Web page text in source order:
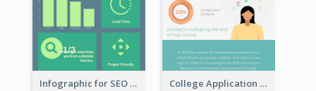
Infographic for SEO Marketing College Application Roadmap Infographic